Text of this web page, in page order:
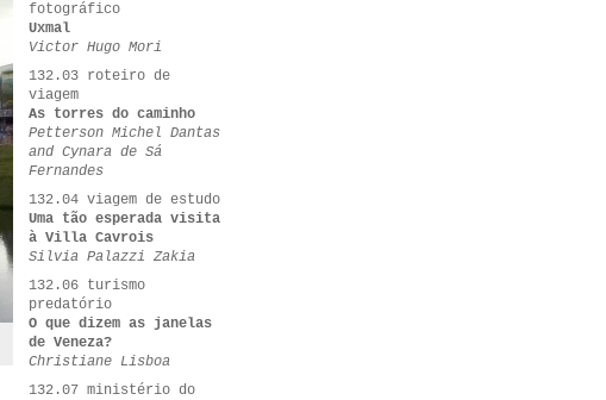
fotográfico
Uxmal
Victor Hugo Mori
132.03 roteiro de
viagem
As torres do caminho
Petterson Michel Dantas
and Cynara de Sá
Fernandes
132.04 viagem de estudo
Uma tão esperada visita
à Villa Cavrois
Silvia Palazzi Zakia
132.06 turismo
predatório
O que dizem as janelas
de Veneza?
Christiane Lisboa
132.07 ministério do